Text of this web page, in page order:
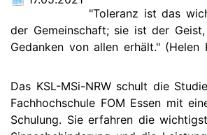
"Toleranz ist das
der Gemeinschaft; sie ist der
Gedanken von allen erhält." (Helen
Das KSL-MSi-NRW schult die
Fachhochschule FOM Essen mit
Schulung. Sie erfahren die